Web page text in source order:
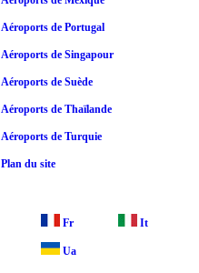
Aéroports de Portugal
Aéroports de Singapour
Aéroports de Suède
Aéroports de Thaïlande
Aéroports de Turquie
Plan du site
Fr It
Ua